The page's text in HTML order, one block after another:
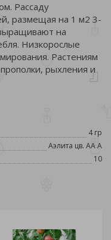
Рассаду
размещая на 1 м2 3-
на
Низкорослые
Растениям
рыхления и
4 гр
Аэлита цв. АА А
10